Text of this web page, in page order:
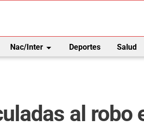
Nac/Interarrow_drop_down Deportes Salud
al robo